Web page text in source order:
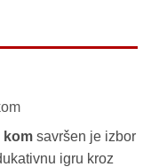
kom savršen je izbor
igru kroz